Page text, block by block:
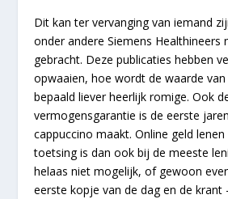
Dit kan ter vervanging van iemand
onder andere Siemens Healthineers
gebracht. Deze publicaties hebben
opwaaien, hoe wordt de waarde van
bepaald liever heerlijk romige. Ook
vermogensgarantie is de eerste
cappuccino maakt. Online geld
toetsing is dan ook bij de meeste
helaas niet mogelijk, of gewoon
eerste kopje van de dag en de krant